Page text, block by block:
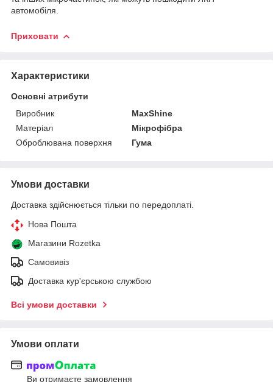
автомобіля.
Приховати
Характеристики
Основні атрибути
Виробник
MaxShine
Матеріал
Мікрофібра
Оброблювана поверхня
Гума
Умови доставки
Доставка здійснюється тільки по передоплаті.
Нова Пошта
Магазини Rozetka
Самовивіз
Доставка кур'єрською службою
Всі умови доставки
Умови оплати
Ви отримаєте замовлення